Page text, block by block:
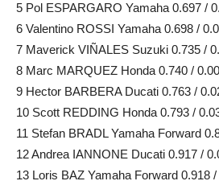
5 Pol ESPARGARO Yamaha 0.697 /
6 Valentino ROSSI Yamaha 0.698 /
7 Maverick VIÑALES Suzuki 0.735 /
8 Marc MARQUEZ Honda 0.740 /
9 Hector BARBERA Ducati 0.763 /
10 Scott REDDING Honda 0.793 /
11 Stefan BRADL Yamaha Forward
12 Andrea IANNONE Ducati 0.917 /
13 Loris BAZ Yamaha Forward 0.918 /